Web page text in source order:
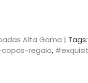
Alta Gama | Tags:
regalo